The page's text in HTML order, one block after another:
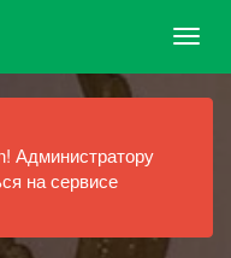
Администратору
на сервисе